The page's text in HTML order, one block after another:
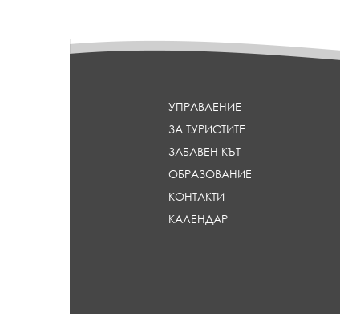
УПРАВЛЕНИЕ
ЗА ТУРИСТИТЕ
ЗАБАВЕН КЪТ
ОБРАЗОВАНИЕ
КОНТАКТИ
КАЛЕНДАР